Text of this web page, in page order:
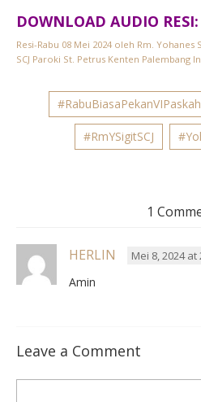
DOWNLOAD AUDIO RESI:
Resi-Rabu 08 Mei 2024 oleh Rm.
SCJ Paroki St. Petrus Kenten Palembang
#RabuBiasaPekanVIPaskah
#RmYSigitSCJ
1
HERLIN Mei 8, 2024 at
Amin
Leave a Comment